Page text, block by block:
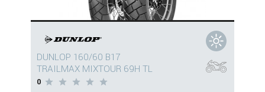
DUNLOP 160/60 B17
TRAILMAX MIXTOUR 69H TL
0